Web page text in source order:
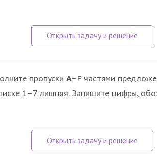
пропуски A–F частями
1–7 лишняя. Запишите цифры,